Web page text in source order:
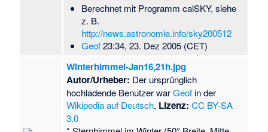
Berechnet mit Programm calSKY, siehe
z. B.
http://news.astronomie.info/sky200512
Geof23:34, 23. Dez 2005 (CET)
Winterhimmel-Jan16,21h.jpg
Autor/Urheber: Der ursprünglich
hochladende Benutzer warGeof in der
Wikipedia auf Deutsch, Lizenz: CC BY-SA
3.0